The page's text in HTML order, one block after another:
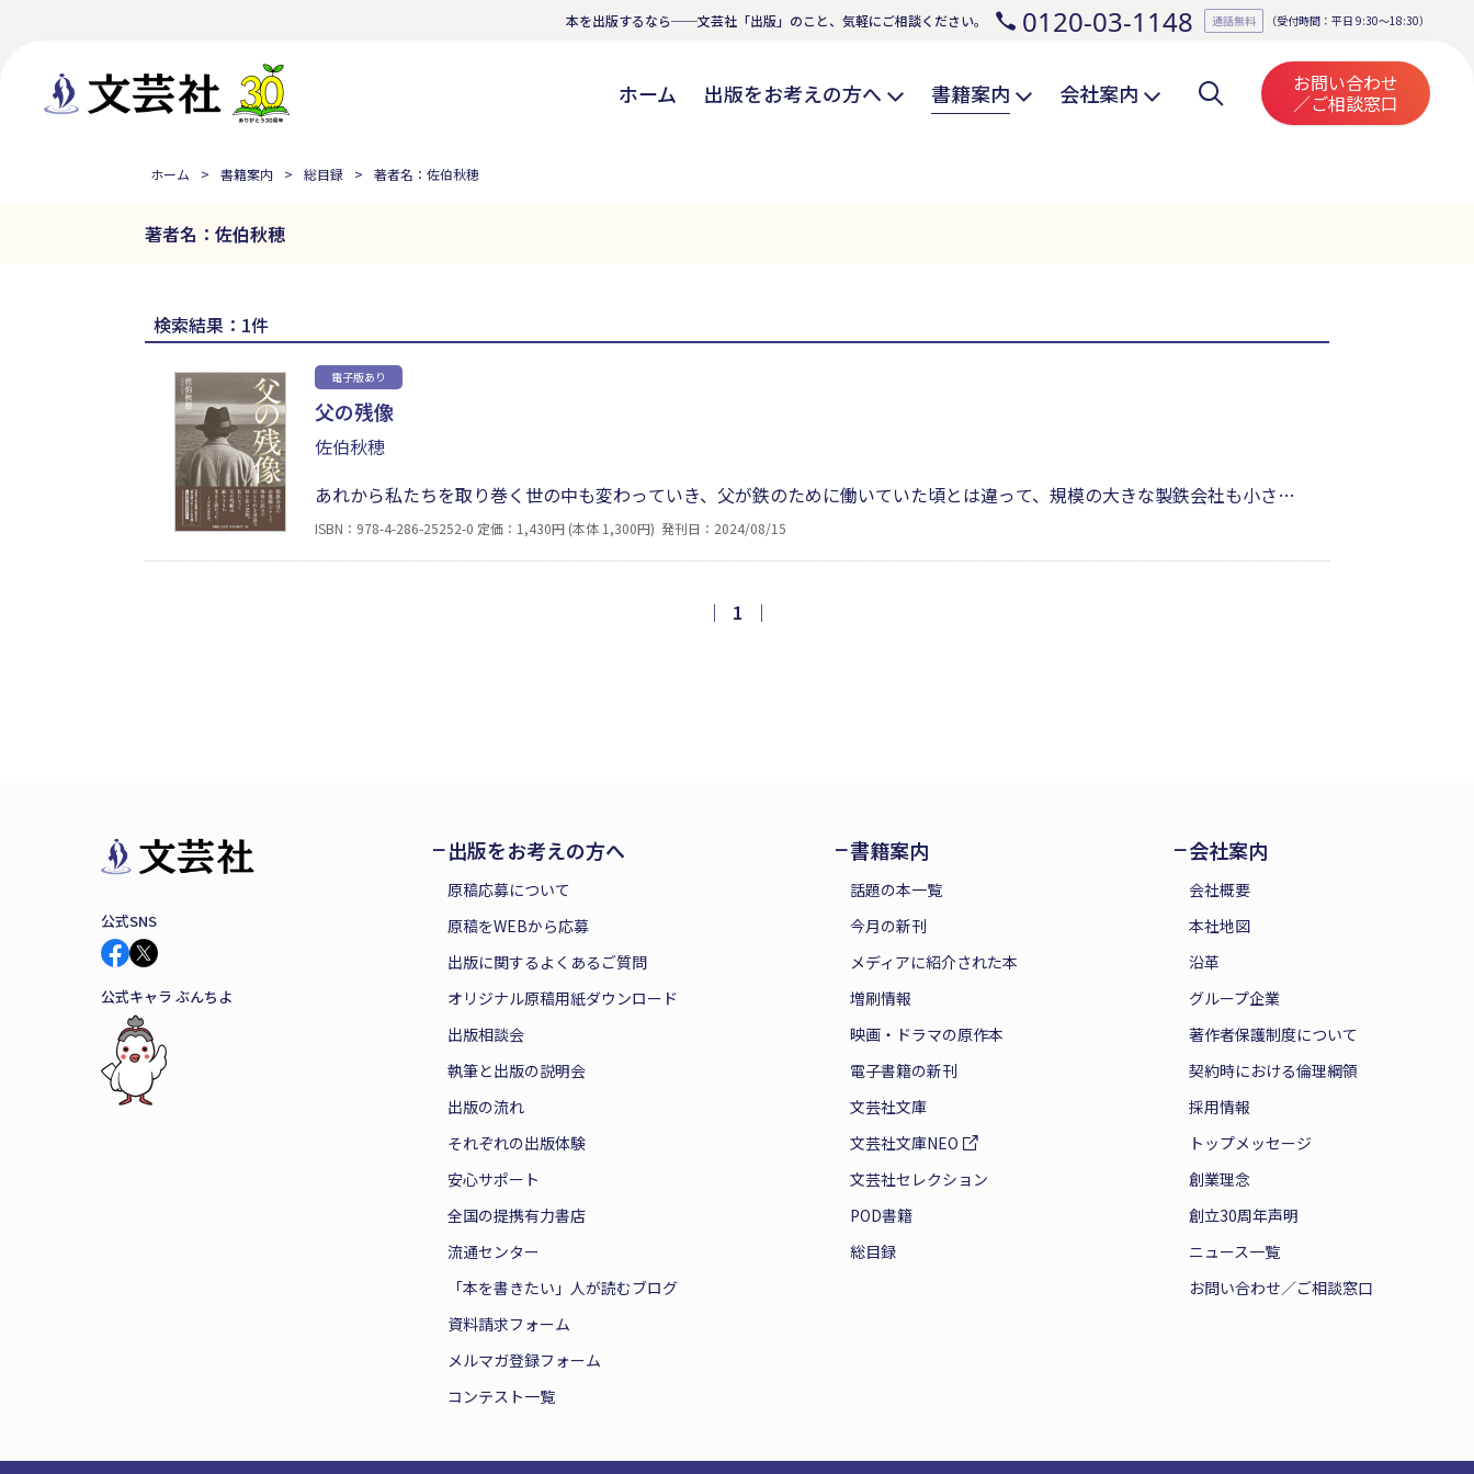
本を出版するなら──文芸社「出版」のこと、気軽にご相談ください。 0120-03-1148 通話無料 （受付時間：平日 9:30～18:30）
ホーム 出版をお考えの方へ 書籍案内 会社案内 お問い合わせ
／ご相談窓口
ホーム 書籍案内 総目録 著者名：佐伯秋穂
著者名：佐伯秋穂
検索結果：1件
電子版あり
父の残像
佐伯秋穂
あれから私たちを取り巻く世の中も変わっていき、父が鉄のために働いていた頃とは違って、規模の大きな製鉄会社も小さな
鉄鋼所も縮小ぎみで、そのいくつかの火が消されつつあると新聞や情報誌などを読むと、なんだか心が痛んでならない。しか
し、どんなに世の中が変わろうと父が拘わった鉄はこれからも重要な工業製品であり続け、未来の私たちを見守り、支えてく
ISBN：978-4-286-25252-0 定価：1,430円 (本体 1,300円) 発刊日：2024/08/15
｜ 1 ｜
公式SNS
公式キャラ ぶんちよ
出版をお考えの方へ
原稿応募について
原稿をWEBから応募
出版に関するよくあるご質問
オリジナル原稿用紙ダウンロード
出版相談会
執筆と出版の説明会
出版の流れ
それぞれの出版体験
安心サポート
全国の提携有力書店
流通センター
「本を書きたい」人が読むブログ
資料請求フォーム
メルマガ登録フォーム
コンテスト一覧
書籍案内
話題の本一覧
今月の新刊
メディアに紹介された本
増刷情報
映画・ドラマの原作本
電子書籍の新刊
文芸社文庫
文芸社文庫NEO
文芸社セレクション
POD書籍
総目録
会社案内
会社概要
本社地図
沿革
グループ企業
著作者保護制度について
契約時における倫理綱領
採用情報
トップメッセージ
創業理念
創立30周年声明
ニュース一覧
お問い合わせ／ご相談窓口